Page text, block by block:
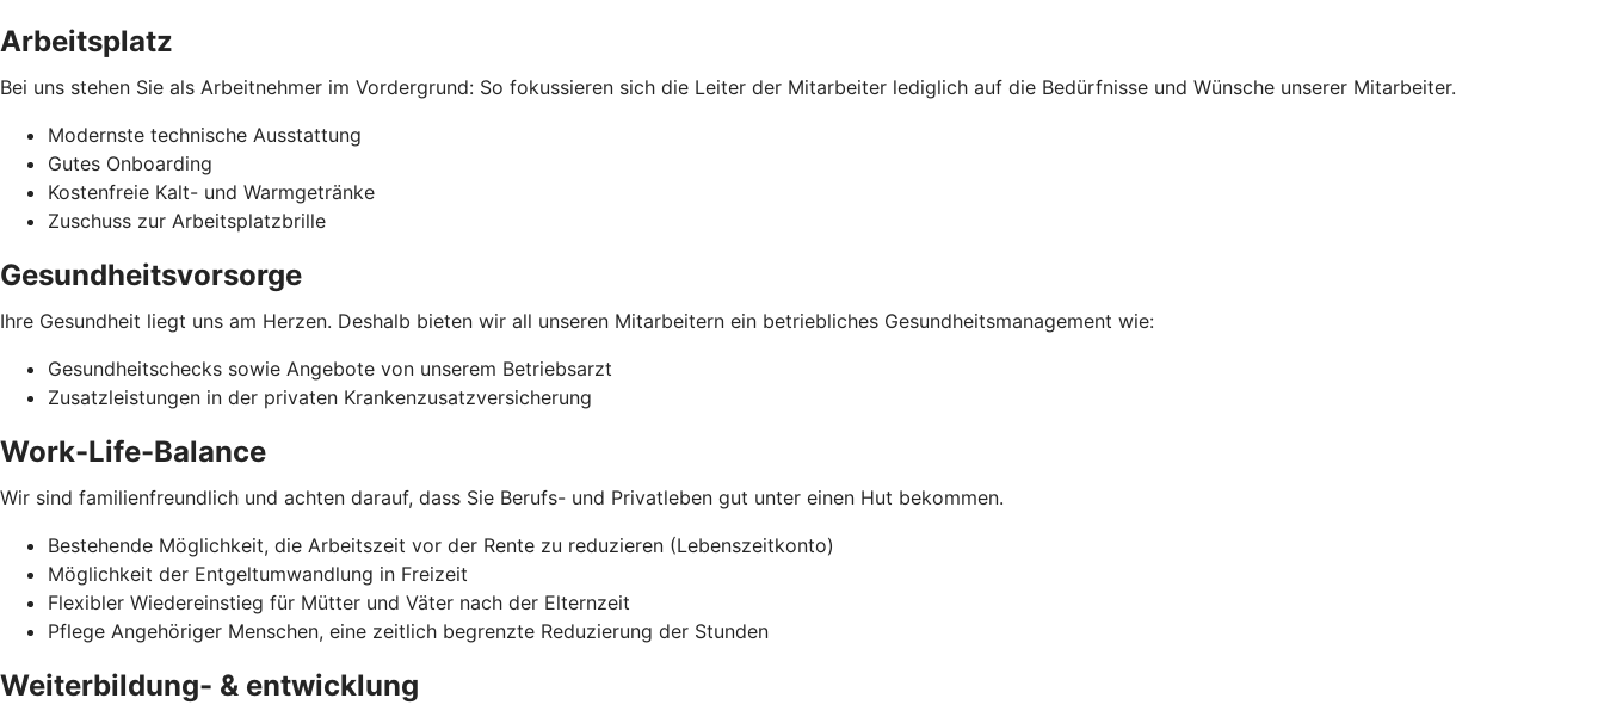
Arbeitsplatz
Bei uns stehen Sie als Arbeitnehmer im Vordergrund: So fokussieren sich die Leiter der Mitarbeiter lediglich auf die Bedürfnisse und Wünsche unserer Mitarbeiter.
Modernste technische Ausstattung
Gutes Onboarding
Kostenfreie Kalt- und Warmgetränke
Zuschuss zur Arbeitsplatzbrille
Gesundheitsvorsorge
Ihre Gesundheit liegt uns am Herzen. Deshalb bieten wir all unseren Mitarbeitern ein betriebliches Gesundheitsmanagement wie:
Gesundheitschecks sowie Angebote von unserem Betriebsarzt
Zusatzleistungen in der privaten Krankenzusatzversicherung
Work-Life-Balance
Wir sind familienfreundlich und achten darauf, dass Sie Berufs- und Privatleben gut unter einen Hut bekommen.
Bestehende Möglichkeit, die Arbeitszeit vor der Rente zu reduzieren (Lebenszeitkonto)
Möglichkeit der Entgeltumwandlung in Freizeit
Flexibler Wiedereinstieg für Mütter und Väter nach der Elternzeit
Pflege Angehöriger Menschen, eine zeitlich begrenzte Reduzierung der Stunden
Weiterbildung- & entwicklung